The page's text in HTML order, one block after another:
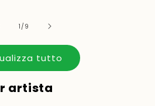
1 /su
9
tutto
artista